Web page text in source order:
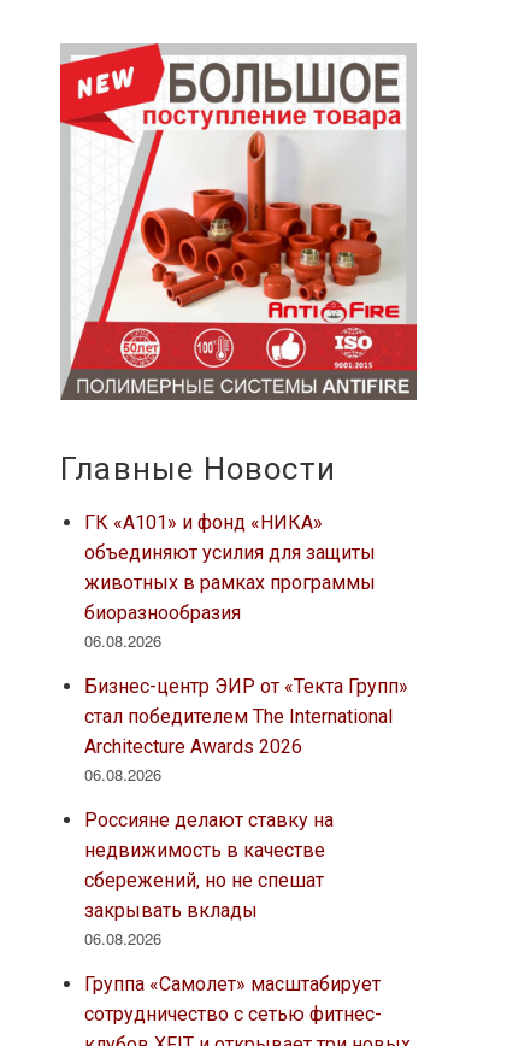
Главные Новости
ГК «А101» и фонд «НИКА»
объединяют усилия для защиты
животных в рамках программы
биоразнообразия
06.08.2026
Бизнес-центр ЭИР от «Текта Групп»
стал победителем The International
Architecture Awards 2026
06.08.2026
Россияне делают ставку на
недвижимость в качестве
сбережений, но не спешат
закрывать вклады
06.08.2026
Группа «Самолет» масштабирует
сотрудничество с сетью фитнес-